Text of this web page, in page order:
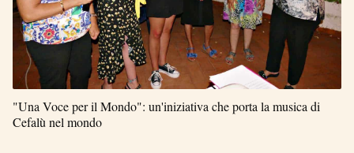
"Una Voce per il Mondo": un'iniziativa che porta la musica di
Cefalù nel mondo